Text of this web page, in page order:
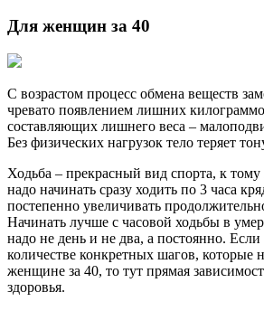
Для женщин за 40
С возрастом процесс обмена веществ
чревато появлением лишних
составляющих лишнего веса –
Без физических нагрузок тело теряет
Ходьба – прекрасный вид спорта, к
надо начинать сразу ходить по 3 часа
постепенно увеличивать
Начинать лучше с часовой ходьбы в
надо не день и не два, а постоянно. Если
количестве конкретных шагов, которые
женщине за 40, то тут прямая
здоровья.